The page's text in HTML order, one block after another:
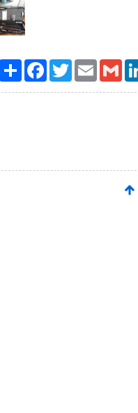
Paylaş FacebookTwitter Email Gmail